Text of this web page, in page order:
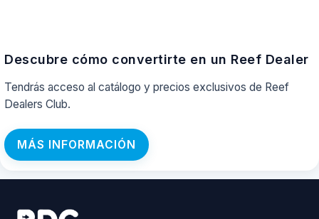
Descubre cómo convertirte en un Reef Dealer
Tendrás acceso al catálogo y precios exclusivos de Reef
Dealers Club.
MÁS INFORMACIÓN